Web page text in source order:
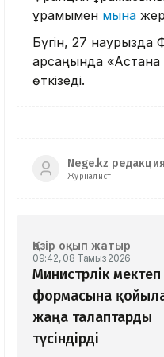
құрамымен мына
Бүгін, 27 наурызда
қарсаңында
өткізеді.
Nege.kz
Журналист
Қазір оқып жатыр
09:42, 08 Тамыз 2026
Министрлік мектеп
формасына
жаңа талаптарды
түсіндірді